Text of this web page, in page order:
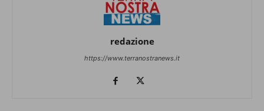
redazione
https://www.terranostranews.it